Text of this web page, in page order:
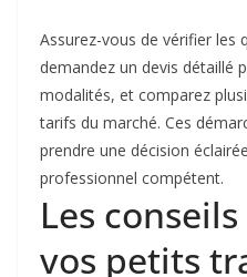
Assurez-vous de vérifier les
demandez un devis détaillé
modalités, et comparez
tarifs du marché. Ces
prendre une décision
professionnel compétent.
Les
vos petits